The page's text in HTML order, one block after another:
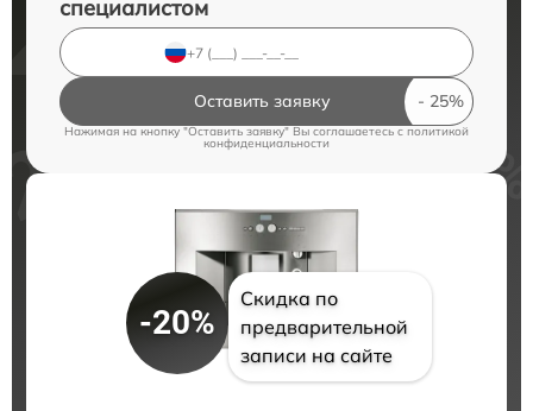
специалистом
Оставить заявку
Нажимая на кнопку "Оставить заявку" Вы соглашаетесь c политикой
конфиденциальности
-20%
Скидка по
предварительной
записи на сайте